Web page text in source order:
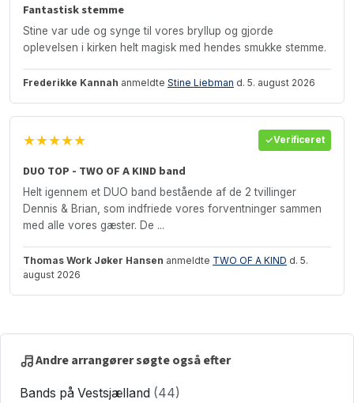
Fantastisk stemme
Stine var ude og synge til vores bryllup og gjorde
oplevelsen i kirken helt magisk med hendes smukke stemme.
Frederikke Kannah anmeldte Stine Liebman d. 5. august 2026
★★★★★ Verificeret
DUO TOP - TWO OF A KIND band
Helt igennem et DUO band bestående af de 2 tvillinger
Dennis & Brian, som indfriede vores forventninger sammen
med alle vores gæster. De ...
Thomas Work Jøker Hansen anmeldte TWO OF A KIND d. 5.
august 2026
Andre arrangører søgte også efter
Bands på Vestsjælland (44)